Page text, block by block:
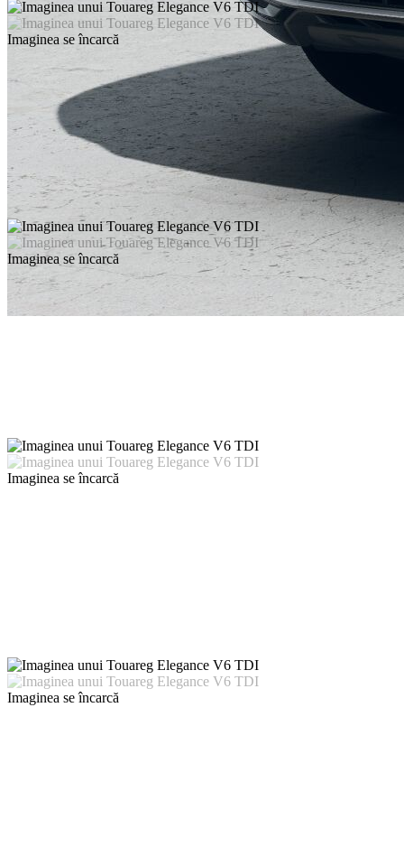
Imaginea se încarcă
Imaginea se încarcă
Imaginea se încarcă
Imaginea se încarcă